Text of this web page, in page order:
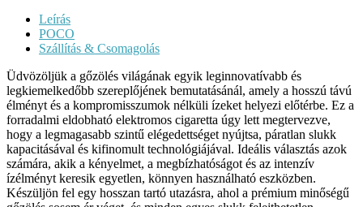
Leírás
POCO
Szállítás & Csomagolás
Üdvözöljük a gőzölés világának egyik leginnovatívabb és
legkiemelkedőbb szereplőjének bemutatásánál, amely a hosszú távú
élményt és a kompromisszumok nélküli ízeket helyezi előtérbe. Ez a
forradalmi eldobható elektromos cigaretta úgy lett megtervezve,
hogy a legmagasabb szintű elégedettséget nyújtsa, páratlan slukk
kapacitásával és kifinomult technológiájával. Ideális választás azok
számára, akik a kényelmet, a megbízhatóságot és az intenzív
ízélményt keresik egyetlen, könnyen használható eszközben.
Készüljön fel egy hosszan tartó utazásra, ahol a prémium minőségű